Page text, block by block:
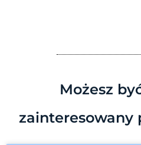
Możesz
zainteresowany